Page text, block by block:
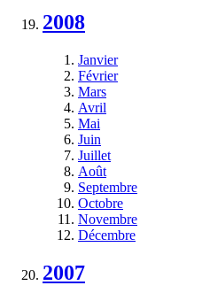
2008
Janvier
Février
Mars
Avril
Mai
Juin
Juillet
Août
Septembre
Octobre
Novembre
Décembre
2007